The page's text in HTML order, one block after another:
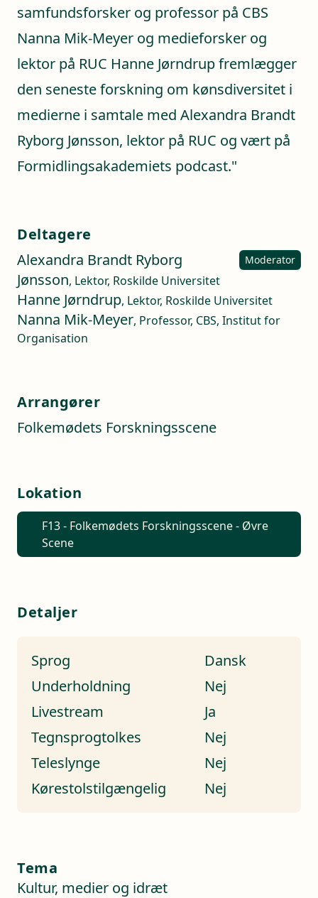
samfundsforsker og professor på CBS
Nanna Mik-Meyer og medieforsker og
lektor på RUC Hanne Jørndrup fremlægger
den seneste forskning om kønsdiversitet i
medierne i samtale med Alexandra Brandt
Ryborg Jønsson, lektor på RUC og vært på
Formidlingsakademiets podcast."
Deltagere
Alexandra Brandt Ryborg
Jønsson, Lektor, Roskilde Universitet
Moderator
Hanne Jørndrup, Lektor, Roskilde Universitet
Nanna Mik-Meyer, Professor, CBS, Institut for
Organisation
Arrangører
Folkemødets Forskningsscene
Lokation
F13 - Folkemødets Forskningsscene - Øvre
Scene
Detaljer
Sprog
Dansk
Underholdning
Nej
Livestream
Ja
Tegnsprogtolkes
Nej
Teleslynge
Nej
Kørestolstilgængelig
Nej
Tema
Kultur, medier og idræt